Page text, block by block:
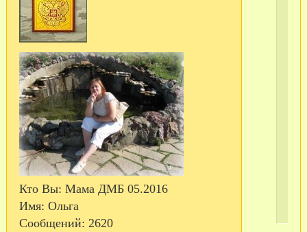
Кто Вы: Мама ДМБ 05.2016
Имя: Ольга
Сообщений: 2620